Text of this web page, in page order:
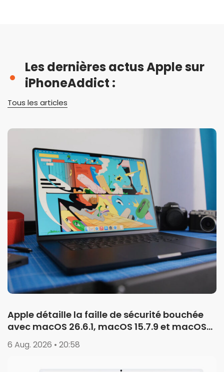
Les dernières actus Apple sur
iPhoneAddict :
Tous les articles
Apple détaille la faille de sécurité bouchée
avec macOS 26.6.1, macOS 15.7.9 et macOS
14.8.9
6 Aug. 2026 • 20:58